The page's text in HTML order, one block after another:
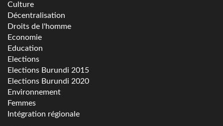
Culture
Décentralisation
Droits de l'homme
Economie
Education
Elections
Elections Burundi 2015
Elections Burundi 2020
Environnement
Femmes
Intégration régionale